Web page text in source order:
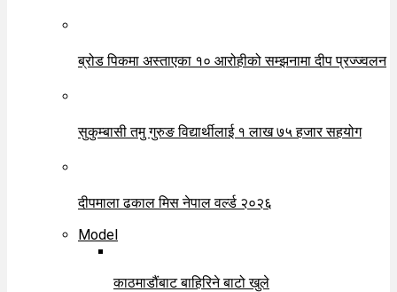
ब्रोड पिकमा अस्ताएका १० आरोहीको सम्झनामा दीप प्रज्ज्वलन
सुकुम्बासी तमु गुरुङ विद्यार्थीलाई १ लाख ७५ हजार सहयोग
दीपमाला ढकाल मिस नेपाल वर्ल्ड २०२६
Model
काठमाडौंबाट बाहिरिने बाटो खुले